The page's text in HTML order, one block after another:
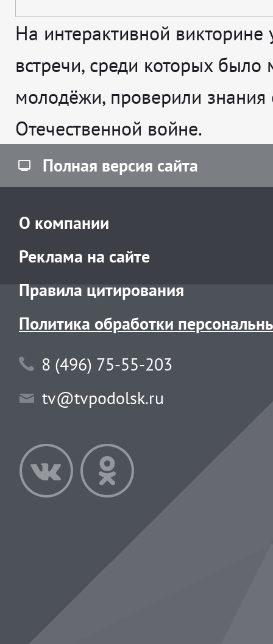
На интерактивной викторине
встречи, среди которых было
молодёжи, проверили знания
Отечественной войне.
Полная версия сайта
О компании
Реклама на сайте
Правила цитирования
Политика обработки
8 (496) 75-55-203
tv@tvpodolsk.ru